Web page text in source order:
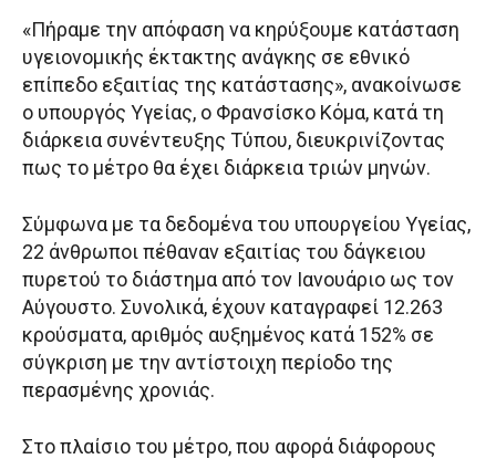
«Πήραμε την απόφαση να κηρύξουμε κατάσταση
υγειονομικής έκτακτης ανάγκης σε εθνικό
επίπεδο εξαιτίας της κατάστασης», ανακοίνωσε
ο υπουργός Υγείας, ο Φρανσίσκο Κόμα, κατά τη
διάρκεια συνέντευξης Τύπου, διευκρινίζοντας
πως το μέτρο θα έχει διάρκεια τριών μηνών.
Σύμφωνα με τα δεδομένα του υπουργείου Υγείας,
22 άνθρωποι πέθαναν εξαιτίας του δάγκειου
πυρετού το διάστημα από τον Ιανουάριο ως τον
Αύγουστο. Συνολικά, έχουν καταγραφεί 12.263
κρούσματα, αριθμός αυξημένος κατά 152% σε
σύγκριση με την αντίστοιχη περίοδο της
περασμένης χρονιάς.
Στο πλαίσιο του μέτρο, που αφορά διάφορους